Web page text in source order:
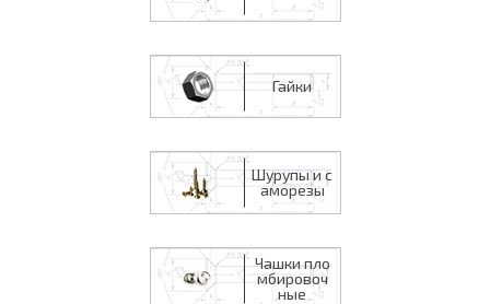
Гайки
Шурупы и с
аморезы
Чашки пло
мбировоч
ные